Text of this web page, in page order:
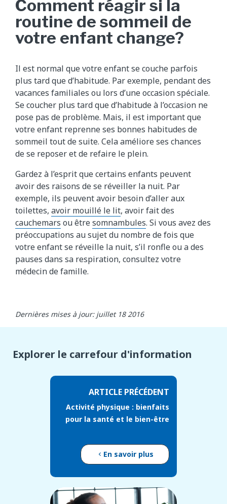
Comment réagir si la
routine de sommeil de
votre enfant change?
Il est normal que votre enfant se couche parfois
plus tard que d’habitude. Par exemple, pendant des
vacances familiales ou lors d’une occasion spéciale.
Se coucher plus tard que d’habitude à l’occasion ne
pose pas de problème. Mais, il est important que
votre enfant reprenne ses bonnes habitudes de
sommeil tout de suite. Cela améliore ses chances
de se reposer et de refaire le plein.
Gardez à l’esprit que certains enfants peuvent
avoir des raisons de se réveiller la nuit. Par
exemple, ils peuvent avoir besoin d’aller aux
toilettes, avoir mouillé le lit, avoir fait des
cauchemars ou êtresomnambules. Si vous avez des
préoccupations au sujet du nombre de fois que
votre enfant se réveille la nuit, s’il ronfle ou a des
pauses dans sa respiration, consultez votre
médecin de famille.
Dernières mises à jour: juillet 18 2016
Explorer le carrefour d'information
ARTICLE PRÉCÉDENT
Activité physique : bienfaits
pour la santé et le bien-être
En savoir plus